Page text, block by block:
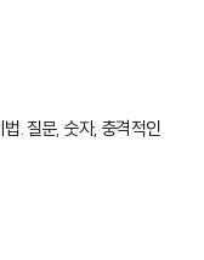
. 질문, 숫자, 충격적인